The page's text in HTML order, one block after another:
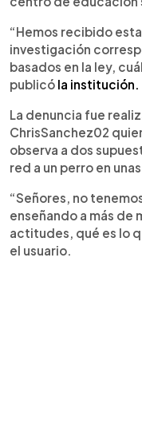
“Hemos recibido
investigación
basados en la ley,
publicó la institución.
La denuncia fue
ChrisSanchez02
observa a dos
red a un perro en
“Señores, no
enseñando a más de
actitudes, qué es lo
el usuario.